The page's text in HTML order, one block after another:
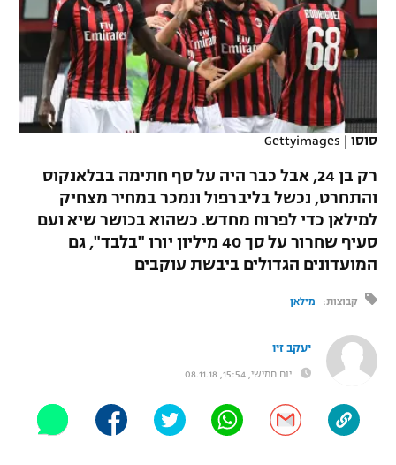
VOD
רץ ברשת
תוצאות
לוח שידורים
ברחבה
"מעל הליגה" – פודקאסט
"מחצית בשכונה" – פודקאסט
נבחרת ישראל
מכבי חיפה
בית"ר ירושלים
מכבי תל אביב
הפועל תל אביב
הפועל חיפה
בני יהודה
ליגה ספרדית
ליגה איטלקית
ליגה צרפתית
ליגה הולנדית
ליגה טורקית
ליגה סינית
ליגה ברזילאית
ליגות נוספות
כדורסל נשים
מכבי תל אביב
הפועל חולון
הפועל ירושלים
דני אבדיה
יורוליג
יורוקאפ
טניס
כדוריד
כדורעף
שחייה
ג'ודו
אגרוף
ספורט אולימפי
UFC
אופניים
סוסו |
Gettyimages
רק בן 24, אבל כבר היה על סף חתימה בבלאנקוס
והתחרט, נכשל בליברפול ונמכר במחיר מצחיק
למילאן כדי לפרוח מחדש. כשהוא בכושר שיא ועם
סעיף שחרור על סך 40 מיליון יורו "בלבד", גם
המועדונים הגדולים ביבשת עוקבים
קבוצות: מילאן
יעקב זיו
יום חמישי, 15:54, 08.11.18